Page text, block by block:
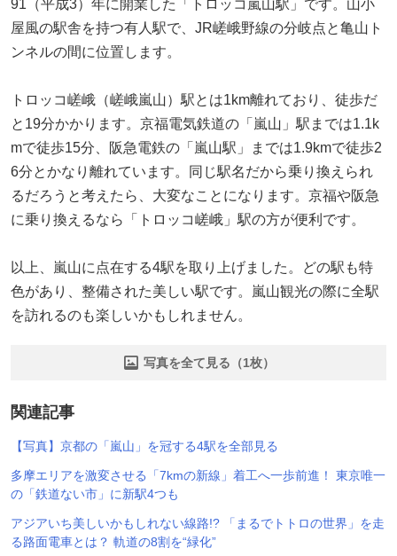
91（平成3）年に開業した「トロッコ嵐山駅」です。山小
屋風の駅舎を持つ有人駅で、JR嵯峨野線の分岐点と亀山ト
ンネルの間に位置します。
トロッコ嵯峨（嵯峨嵐山）駅とは1km離れており、徒歩だ
と19分かかります。京福電気鉄道の「嵐山」駅までは1.1k
mで徒歩15分、阪急電鉄の「嵐山駅」までは1.9kmで徒歩2
6分とかなり離れています。同じ駅名だから乗り換えられ
るだろうと考えたら、大変なことになります。京福や阪急
に乗り換えるなら「トロッコ嵯峨」駅の方が便利です。
以上、嵐山に点在する4駅を取り上げました。どの駅も特
色があり、整備された美しい駅です。嵐山観光の際に全駅
を訪れるのも楽しいかもしれません。
写真を全て見る（1枚）
関連記事
【写真】京都の「嵐山」を冠する4駅を全部見る
多摩エリアを激変させる「7kmの新線」着工へ一歩前進！ 東京唯一
の「鉄道ない市」に新駅4つも
アジアいち美しいかもしれない線路!? 「まるでトトロの世界」を走
る路面電車とは？ 軌道の8割を“緑化”